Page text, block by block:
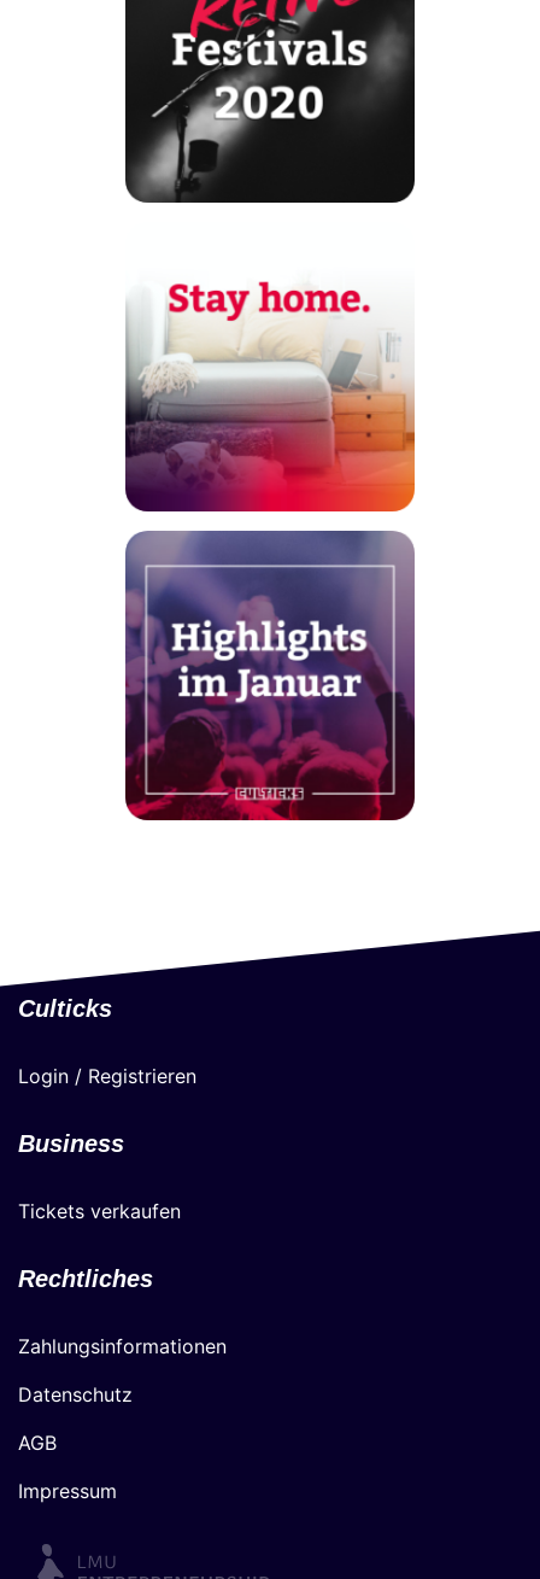
Culticks
Login / Registrieren
Business
Tickets verkaufen
Rechtliches
Zahlungsinformationen
Datenschutz
AGB
Impressum